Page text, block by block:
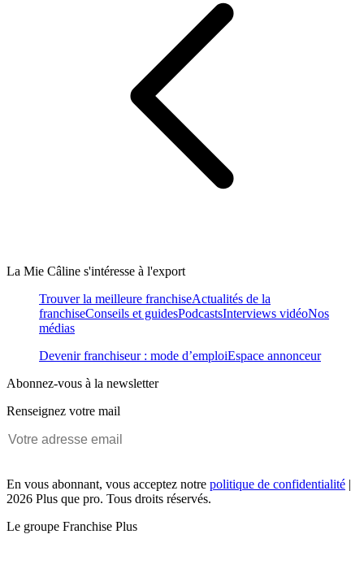
La Mie Câline s'intéresse à l'export
Trouver la meilleure franchiseActualités de la
franchiseConseils et guidesPodcastsInterviews vidéoNos
médias
Devenir franchiseur : mode d’emploiEspace annonceur
Abonnez-vous à la newsletter
Renseignez votre mail
En vous abonnant, vous acceptez notre politique de confidentialité |
2026 Plus que pro. Tous droits réservés.
Le groupe Franchise Plus